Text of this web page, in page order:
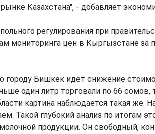
Казахстана", - добавляет
регулирования при
мониторинга цен в Кыргызстане
городу Бишкек идет снижение
один литр торговали по 66 сомов,
картина наблюдается такая же.
Такой глубокий анализ по итогам
продукции. Он свободный,